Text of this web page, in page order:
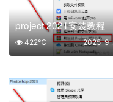
project 2021安装教程
2025-
422℃